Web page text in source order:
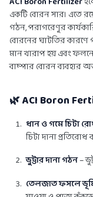
একটি বোরন সার। এতে
গঠন, পরাগরেণুর
বোরনের ঘাটতির কারণে
মান খারাপ হয় এবং
বাম্পার বোরন ব্যবহার
🌿 ACI Boron
ধান ও গমে চিটা
চিটা দানা
ভুট্টার দানা গঠন–
তেলজাত ফসলে